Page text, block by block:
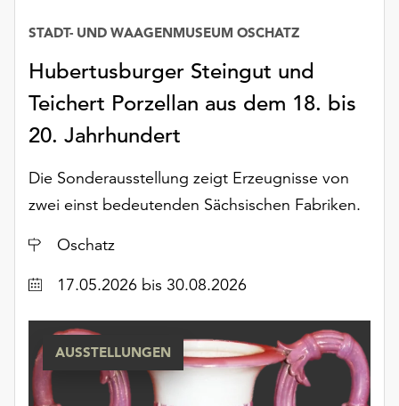
Hubertusburger Steingut und
Teichert Porzellan aus dem 18. bis
20. Jahrhundert
STADT- UND WAAGENMUSEUM OSCHATZ
Die Sonderausstellung zeigt Erzeugnisse von
zwei einst bedeutenden Sächsischen Fabriken.
Ort
Oschatz
Datum17.05.2026 bis 30.08.2026
AUSSTELLUNGEN